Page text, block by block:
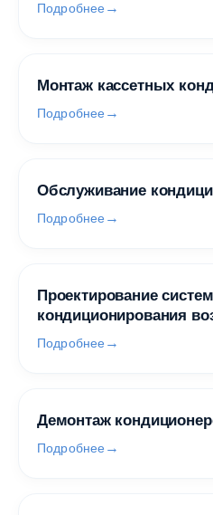
Подробнее
Монтаж кассетных
Подробнее
Обслуживание
Подробнее
Проектирование систем
кондиционирования
Подробнее
Демонтаж
Подробнее